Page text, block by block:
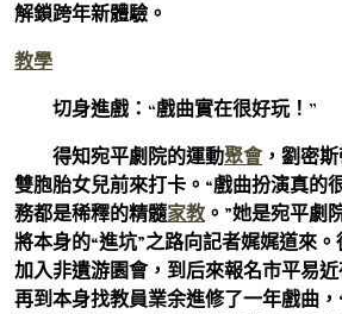
解鎖跨年新體驗。
教學
切身進戲：“戲曲實在很好玩！”
得知宛平劇院的運動聚會，劉密
雙胞胎女兒前來打卡。“戲曲扮演真的
務都是稀釋的精髓家教 。”她是宛平劇
將本身的“進坑”之路向記者娓娓道來
加入非遺游園會，到后來報名市平易近
再到本身找教員業余進修了一年戲曲，